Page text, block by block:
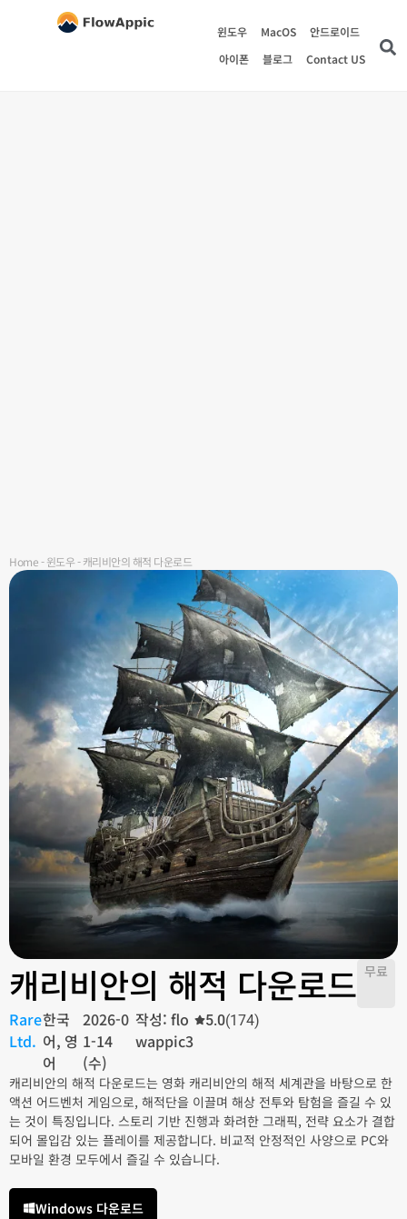
윈도우 MacOS
안드로이드
아이폰
블로그 Contact US
Home-윈도우-캐리비안의 해적 다운로드
캐리비안의 해적 다운로드 무료
Rare
Ltd.
한국
어, 영
어
2026-0
1-14
(수)
작성: flo
wappic3
5.0(174)
캐리비안의 해적 다운로드는 영화 캐리비안의 해적 세계관을 바탕으로 한
액션 어드벤처 게임으로, 해적단을 이끌며 해상 전투와 탐험을 즐길 수 있
는 것이 특징입니다. 스토리 기반 진행과 화려한 그래픽, 전략 요소가 결합
되어 몰입감 있는 플레이를 제공합니다. 비교적 안정적인 사양으로 PC와
모바일 환경 모두에서 즐길 수 있습니다.
Windows 다운로드